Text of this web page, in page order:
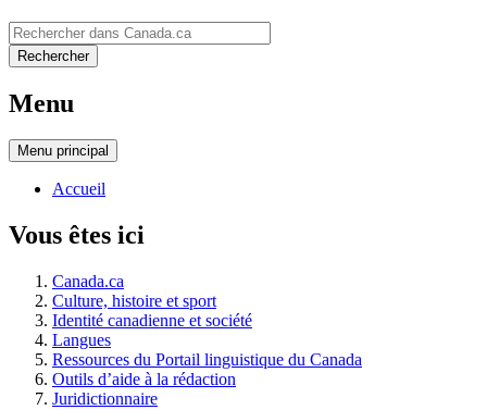
Rechercher
Rechercher
Menu
Menu principal
Accueil
Vous êtes ici
Canada.ca
Culture, histoire et sport
Identité canadienne et société
Langues
Ressources du Portail linguistique du Canada
Outils d’aide à la rédaction
Juridictionnaire